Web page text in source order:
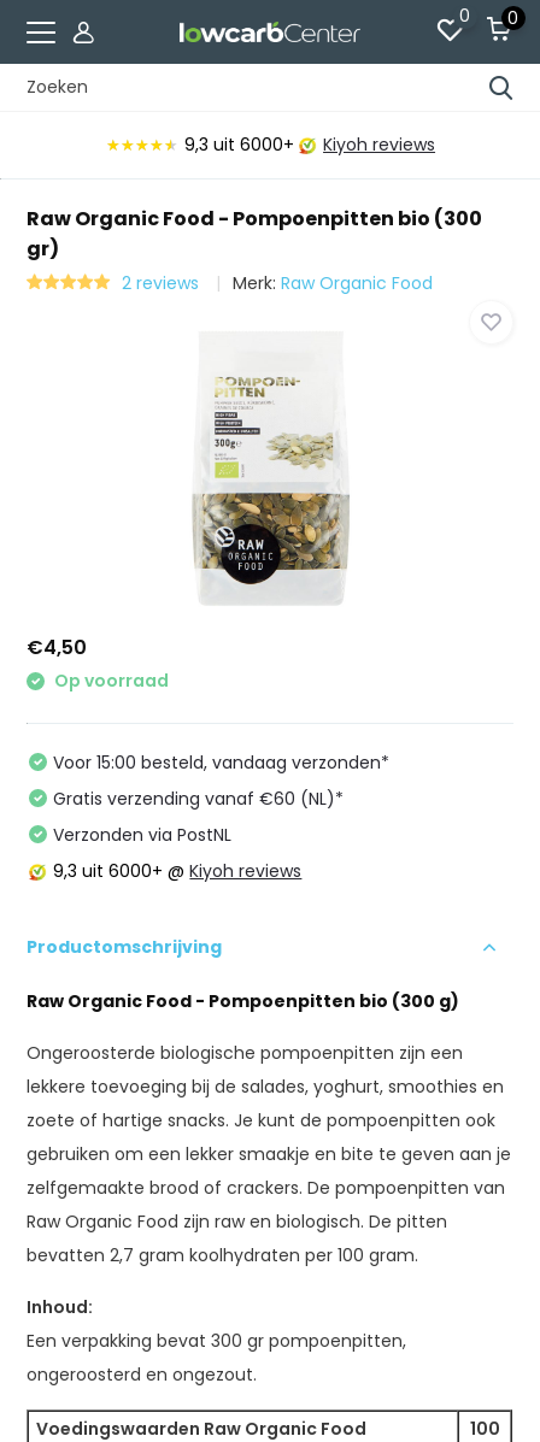
0 0
★★★★★
★★★★★ 9,3 uit 6000+ Kiyoh reviews
Raw Organic Food - Pompoenpitten bio (300
gr)
2 reviews Merk:Raw Organic Food
€4,50
Op voorraad
Voor 15:00 besteld, vandaag verzonden*
Gratis verzending vanaf €60 (NL)*
Verzonden via PostNL
9,3 uit 6000+ @Kiyoh reviews
Productomschrijving
Raw Organic Food - Pompoenpitten bio (300 g)
Ongeroosterde biologische pompoenpitten zijn een
lekkere toevoeging bij de salades, yoghurt, smoothies en
zoete of hartige snacks. Je kunt de pompoenpitten ook
gebruiken om een lekker smaakje en bite te geven aan je
zelfgemaakte brood of crackers. De pompoenpitten van
Raw Organic Food zijn raw en biologisch. De pitten
bevatten 2,7 gram koolhydraten per 100 gram.
Inhoud:
Een verpakking bevat 300 gr pompoenpitten,
ongeroosterd en ongezout.
Voedingswaarden Raw Organic Food
100